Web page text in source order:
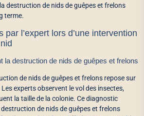
destruction de nids de guêpes et frelons
terme.
par l’expert lors d’une intervention
la destruction de nids de guêpes et frelons
de nids de guêpes et frelons repose sur
experts observent le vol des insectes,
la taille de la colonie. Ce diagnostic
de nids de guêpes et frelons